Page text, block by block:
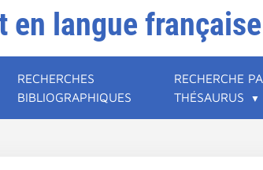
langue française
RECHERCHES
BIBLIOGRAPHIQUES
RECHERCHE
THÉSAURUS